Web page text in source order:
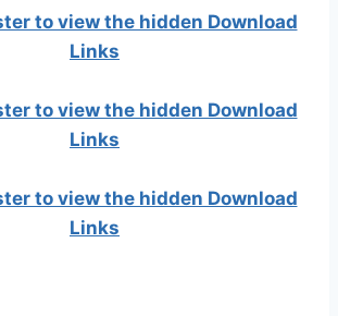
to view the hidden Download
Links
to view the hidden Download
Links
to view the hidden Download
Links